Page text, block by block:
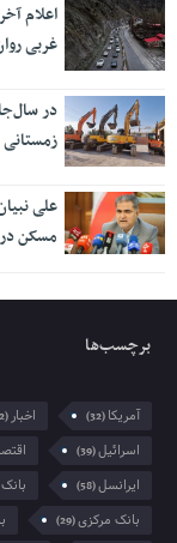
اعلام
غربی
علی
مسکن در
برچسب‌ها
آمریکا(32) اخبار(302)
اسرائیل(39)
ایرانسل(58) بانک
بانک مرکزی(29)